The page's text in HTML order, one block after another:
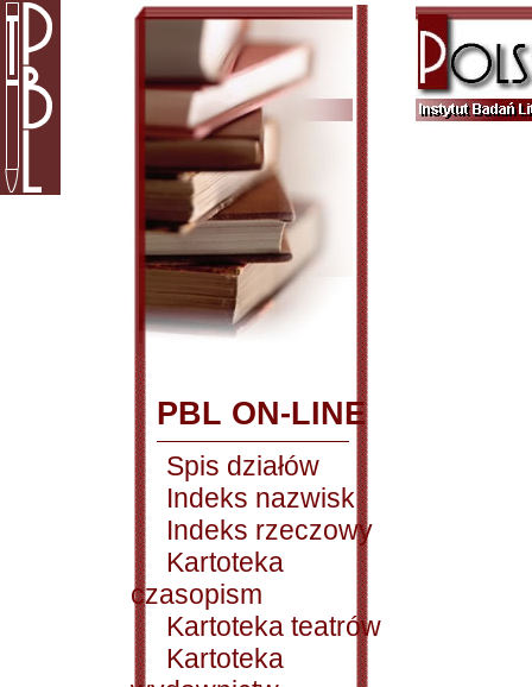
PBL ON-LINE
Spis działów
Indeks nazwisk
Indeks rzeczowy
Kartoteka
czasopism
Kartoteka teatrów
Kartoteka